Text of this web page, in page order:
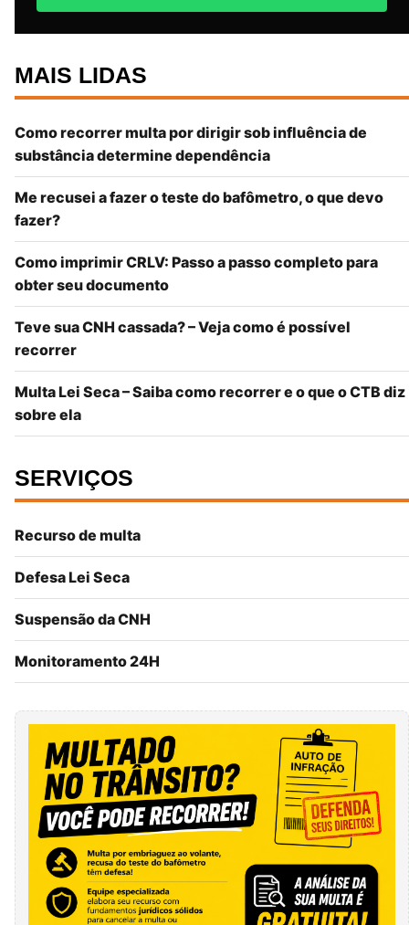
MAIS LIDAS
Como recorrer multa por dirigir sob influência de
substância determine dependência
Me recusei a fazer o teste do bafômetro, o que devo
fazer?
Como imprimir CRLV: Passo a passo completo para
obter seu documento
Teve sua CNH cassada? – Veja como é possível
recorrer
Multa Lei Seca – Saiba como recorrer e o que o CTB diz
sobre ela
SERVIÇOS
Recurso de multa
Defesa Lei Seca
Suspensão da CNH
Monitoramento 24H